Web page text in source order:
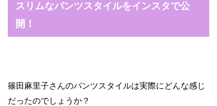
スリムなパンツスタイルをインスタで公
開！
篠田麻里子さんのパンツスタイルは実際にどんな感じ
だったのでしょうか？